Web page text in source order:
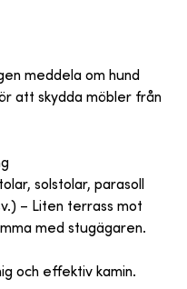
meddela om hund
att skydda möbler från
solstolar, parasoll
– Liten terrass mot
med stugägaren.
och effektiv kamin.